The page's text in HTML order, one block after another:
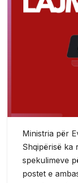
Ministria për
Shqipërisë ka
spekulimeve
postet e